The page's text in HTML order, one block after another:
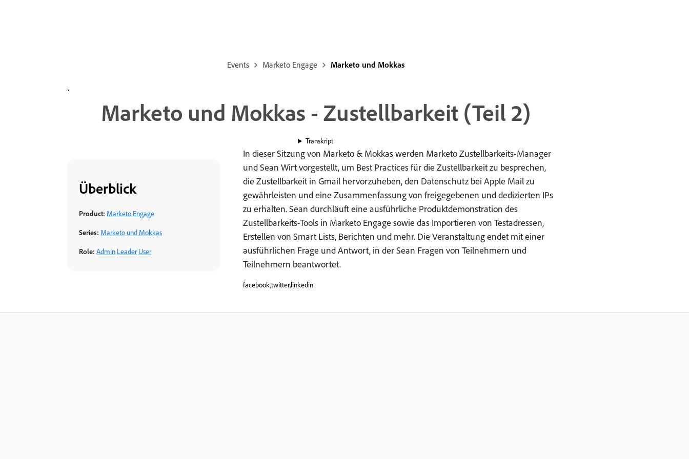
Events Marketo Engage Marketo und Mokkas
Marketo und Mokkas - Zustellbarkeit (Teil 2)
Transkript
In dieser Sitzung von Marketo & Mokkas werden Marketo Zustellbarkeits-Manager
und Sean Wirt vorgestellt, um Best Practices für die Zustellbarkeit zu besprechen,
die Zustellbarkeit in Gmail hervorzuheben, den Datenschutz bei Apple Mail zu
gewährleisten und eine Zusammenfassung von freigegebenen und dedizierten IPs
zu erhalten. Sean durchläuft eine ausführliche Produktdemonstration des
Zustellbarkeits-Tools in Marketo Engage sowie das Importieren von Testadressen,
Erstellen von Smart Lists, Berichten und mehr. Die Veranstaltung endet mit einer
ausführlichen Frage und Antwort, in der Sean Fragen von Teilnehmern und
Teilnehmern beantwortet.
facebook,twitter,linkedin
Überblick
Product: Marketo Engage
Series: Marketo und Mokkas
Role: Admin Leader User